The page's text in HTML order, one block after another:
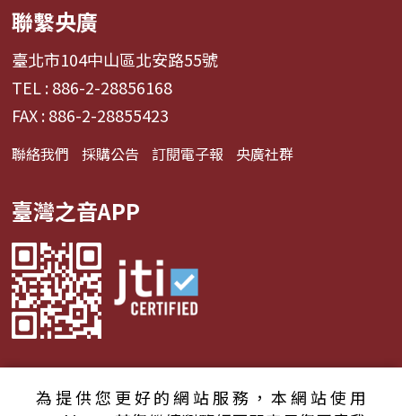
聯繫央廣
臺北市104中山區北安路55號
TEL : 886-2-28856168
FAX : 886-2-28855423
聯絡我們 採購公告 訂閱電子報 央廣社群
臺灣之音APP
為提供您更好的網站服務，本網站使用